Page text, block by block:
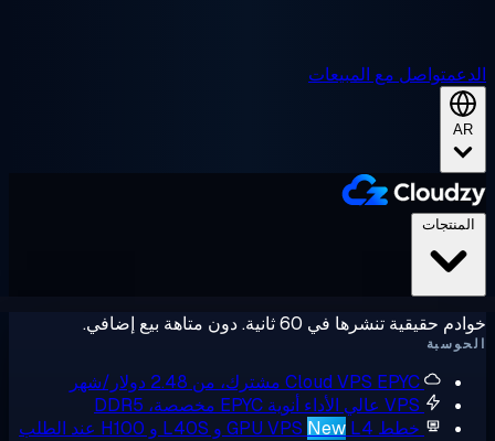
تواصل مع المبيعات
تنشرها في 60 ثانية. دون متاهة بيع إضافي.
Cloud VPSEPYC مشترك، من 2.48 دولار/شهر
VPS عالي الأداء
أنوية EPYC مخصصة، DDR5
خطط GPU VPS
New L4 و L40S و H100 عند الطلب